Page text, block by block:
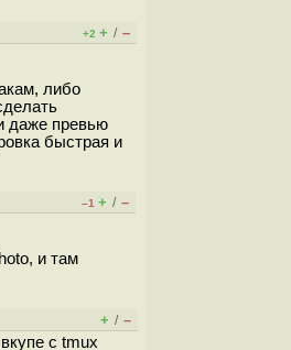
+2 + / –
либо
даже превью
быстрая и
–1 + / –
и там
+ / –
с tmux